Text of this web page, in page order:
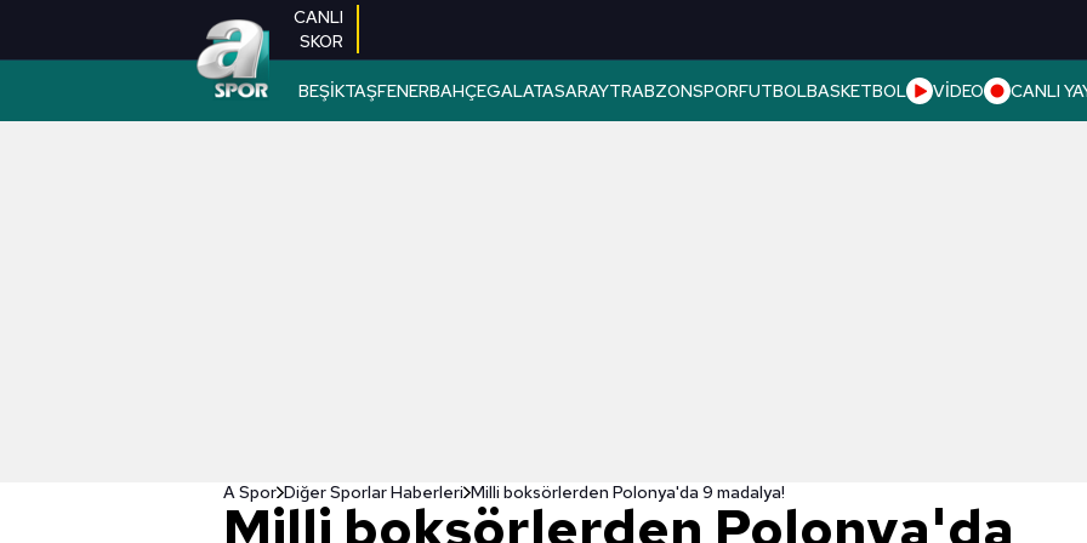
CANLI
SKOR
BEŞİKTAŞFENERBAHÇEGALATASARAYTRABZONSPORFUTBOLBASKETBOL VİDEO CANLI
A Spor Diğer Sporlar Haberleri Milli boksörlerden Polonya'da 9 madalya!
Milli boksörlerden Polonya'da